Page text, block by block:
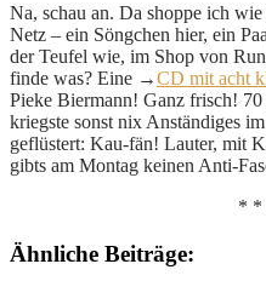
Na, schau an. Da shoppe ich
Netz – ein Söngchen hier, ein
der Teufel wie, im Shop von
finde was? Eine →CD mit acht
Pieke Biermann! Ganz frisch!
kriegste sonst nix Anständiges
geflüstert: Kau-fän! Lauter, mit
gibts am Montag keinen Anti-
* *
Ähnliche Beiträge: